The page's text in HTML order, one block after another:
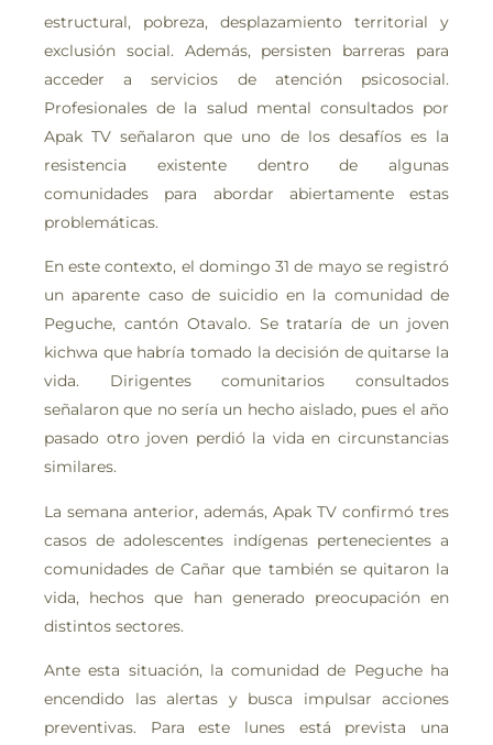
estructural, pobreza, desplazamiento territorial y
exclusión social. Además, persisten barreras para
acceder a servicios de atención psicosocial.
Profesionales de la salud mental consultados por
Apak TV señalaron que uno de los desafíos es la
resistencia existente dentro de algunas
comunidades para abordar abiertamente estas
problemáticas.
En este contexto, el domingo 31 de mayo se registró
un aparente caso de suicidio en la comunidad de
Peguche, cantón Otavalo. Se trataría de un joven
kichwa que habría tomado la decisión de quitarse la
vida. Dirigentes comunitarios consultados
señalaron que no sería un hecho aislado, pues el año
pasado otro joven perdió la vida en circunstancias
similares.
La semana anterior, además, Apak TV confirmó tres
casos de adolescentes indígenas pertenecientes a
comunidades de Cañar que también se quitaron la
vida, hechos que han generado preocupación en
distintos sectores.
Ante esta situación, la comunidad de Peguche ha
encendido las alertas y busca impulsar acciones
preventivas. Para este lunes está prevista una